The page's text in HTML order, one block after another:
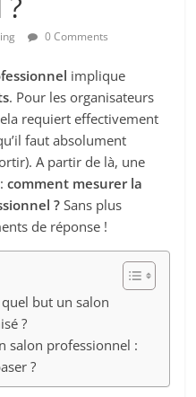
0 Comments
implique
. Pour les organisateurs
requiert effectivement
faut absolument
A partir de là, une
:comment mesurer la
? Sans plus
de réponse !
but un salon
?
salon professionnel :
?